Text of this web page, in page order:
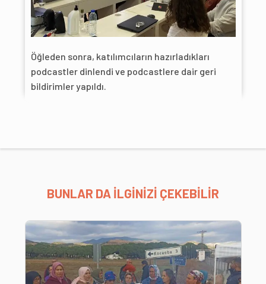
Öğleden sonra, katılımcıların hazırladıkları
podcastler dinlendi ve podcastlere dair geri
bildirimler yapıldı.
BUNLAR DA İLGİNİZİ ÇEKEBİLİR